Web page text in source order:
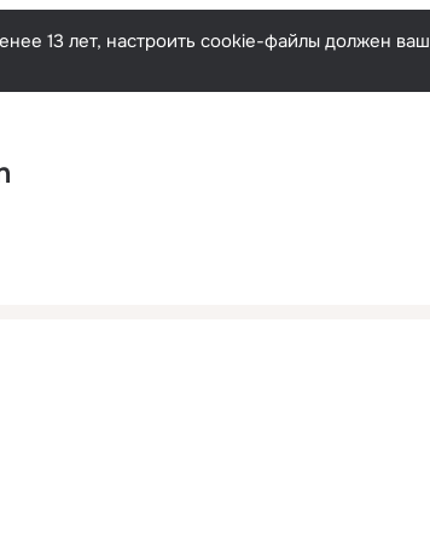
Русский
13 лет, настроить cookie-файлы должен ваш